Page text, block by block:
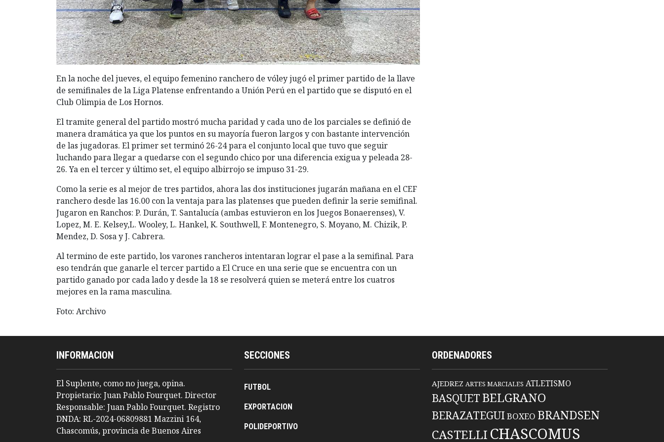
En la noche del jueves, el equipo femenino ranchero de vóley jugó el primer partido de la llave
de semifinales de la Liga Platense enfrentando a Unión Perú en el partido que se disputó en el
Club Olimpia de Los Hornos.
El tramite general del partido mostró mucha paridad y cada uno de los parciales se definió de
manera dramática ya que los puntos en su mayoría fueron largos y con bastante intervención
de las jugadoras. El primer set terminó 26-24 para el conjunto local que tuvo que seguir
luchando para llegar a quedarse con el segundo chico por una diferencia exigua y peleada 28-
26. Ya en el tercer y último set, el equipo albirrojo se impuso 31-29.
Como la serie es al mejor de tres partidos, ahora las dos instituciones jugarán mañana en el CEF
ranchero desde las 16.00 con la ventaja para las platenses que pueden definir la serie semifinal.
Jugaron en Ranchos: P. Durán, T. Santalucía (ambas estuvieron en los Juegos Bonaerenses), V.
Lopez, M. E. Kelsey,L. Wooley, L. Hankel, K. Southwell, F. Montenegro, S. Moyano, M. Chizik, P.
Mendez, D. Sosa y J. Cabrera.
Al termino de este partido, los varones rancheros intentaran lograr el pase a la semifinal. Para
eso tendrán que ganarle el tercer partido a El Cruce en una serie que se encuentra con un
partido ganado por cada lado y desde la 18 se resolverá quien se meterá entre los cuatros
mejores en la rama masculina.
Foto: Archivo
INFORMACION
El Suplente, como no juega, opina.
Propietario: Juan Pablo Fourquet. Director
Responsable: Juan Pablo Fourquet. Registro
DNDA: RL-2024-06809881 Mazzini 164,
Chascomús, provincia de Buenos Aires
SECCIONES
FUTBOL
EXPORTACION
POLIDEPORTIVO
ORDENADORES
AJEDREZ ARTES MARCIALES ATLETISMO
BASQUET BELGRANO
BERAZATEGUIBOXEO BRANDSEN
CASTELLI CHASCOMUS